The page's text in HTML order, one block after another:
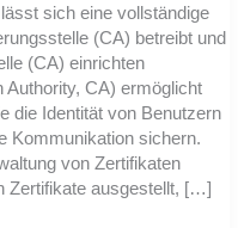
sich eine vollständige
(CA) betreibt und
(CA) einrichten
Authority, CA) ermöglicht
die Identität von Benutzern
Kommunikation sichern.
von Zertifikaten
Zertifikate ausgestellt, […]